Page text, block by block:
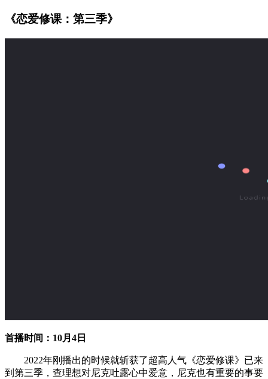
《恋爱修课：第三季》
首播时间：10月4日
2022年刚播出的时候就斩获了超高人气《恋爱修课》已来
到第三季，查理想对尼克吐露心中爱意，尼克也有重要的事要